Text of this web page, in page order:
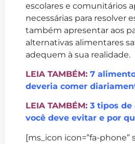
escolares e comunitários
necessárias para resolver
também apresentar aos
alternativas alimentares
adequem à sua realidade.
LEIA TAMBÉM: 7
deveria comer
LEIA TAMBÉM: 3 tipos
você deve evitar e por
[ms_icon icon=”fa-phone”